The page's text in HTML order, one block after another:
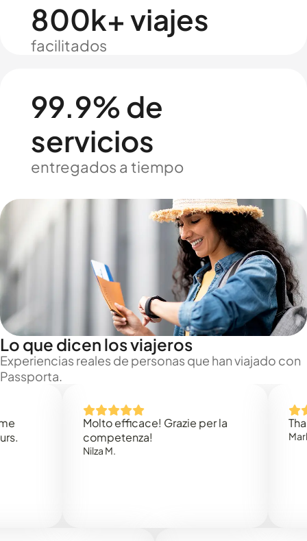
800k+ viajes
facilitados
99.9% de
servicios
entregados a tiempo
Lo que dicen los viajeros
Experiencias reales de personas que han viajado con
Passporta.
Molto efficace! Grazie per la
competenza!
Thank
Mark N.